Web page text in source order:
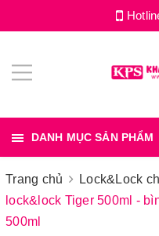
DANH MỤC SẢN PHẨM
Trang chủ Lock&Lock
lock&lock Tiger 500ml -
500ml